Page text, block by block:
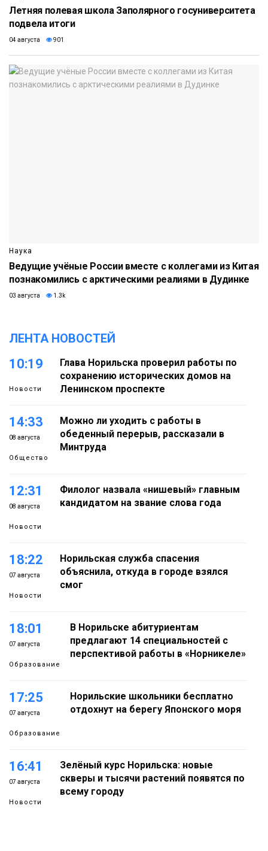
Летняя полевая школа Заполярного госуниверситета
подвела итоги
04 августа 901
Наука
Ведущие учёные России вместе с коллегами из Китая
познакомились с арктическими реалиями в Дудинке
03 августа 1.3k
ЛЕНТА НОВОСТЕЙ
10:19
Новости
Глава Норильска проверил работы по
сохранению исторических домов на
Ленинском проспекте
14:33
08 августа
Общество
Можно ли уходить с работы в
обеденный перерыв, рассказали в
Минтруда
12:31
08 августа
Новости
Филолог назвала «нишевый» главным
кандидатом на звание слова года
18:22
07 августа
Новости
Норильская служба спасения
объяснила, откуда в городе взялся
смог
18:01
07 августа
Образование
В Норильске абитуриентам
предлагают 14 специальностей с
перспективой работы в «Норникеле»
17:25
07 августа
Образование
Норильские школьники бесплатно
отдохнут на берегу Японского моря
16:41
07 августа
Новости
Зелёный курс Норильска: новые
скверы и тысячи растений появятся по
всему городу